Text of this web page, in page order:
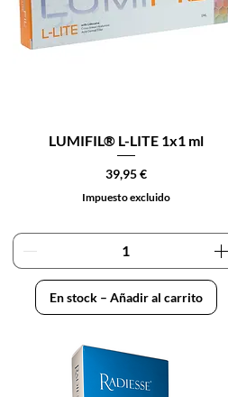
LUMIFIL® L-LITE 1x1 ml
Precio
39,95 €
Impuesto excluido
En stock – Añadir al carrito